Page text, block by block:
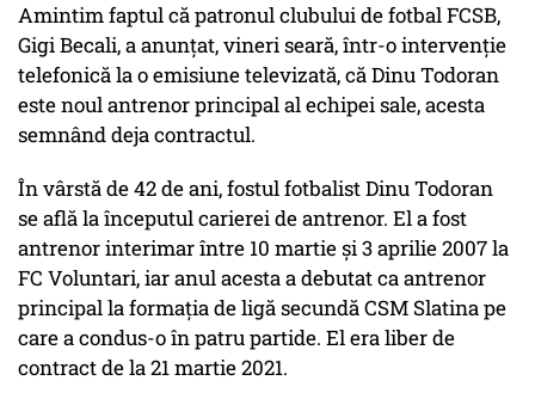
Amintim faptul că patronul clubului de fotbal FCSB,
Gigi Becali, a anunţat, vineri seară, într-o intervenţie
telefonică la o emisiune televizată, că Dinu Todoran
este noul antrenor principal al echipei sale, acesta
semnând deja contractul.
În vârstă de 42 de ani, fostul fotbalist Dinu Todoran
se află la începutul carierei de antrenor. El a fost
antrenor interimar între 10 martie şi 3 aprilie 2007 la
FC Voluntari, iar anul acesta a debutat ca antrenor
principal la formaţia de ligă secundă CSM Slatina pe
care a condus-o în patru partide. El era liber de
contract de la 21 martie 2021.